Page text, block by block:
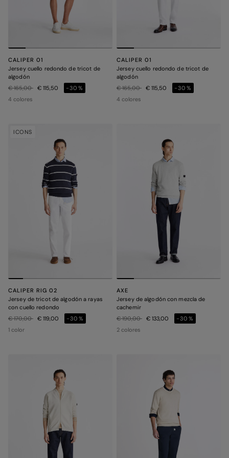
CALIPER 01
Jersey cuello redondo de tricot de
algodón
Precio rebajado de
€ 165,00a € 115,50
-30%
4 colores
CALIPER 01
Jersey cuello redondo de tricot de
algodón
Precio rebajado de
€ 165,00a € 115,50
-30%
4 colores
ICONS
CALIPER RIG 02
Jersey de tricot de algodón a rayas
con cuello redondo
Precio rebajado de
€ 170,00a € 119,00
-30%
1 color
AXE
Jersey de algodón con mezcla de
cachemir
Precio rebajado de
€ 190,00a € 133,00
-30%
2 colores